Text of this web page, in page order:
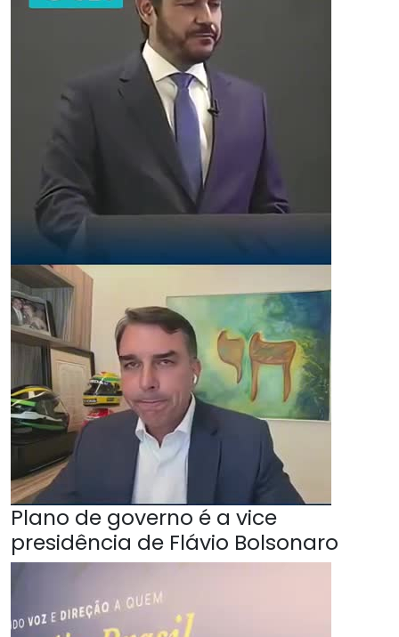
Plano de governo é a vice
presidência de Flávio Bolsonaro